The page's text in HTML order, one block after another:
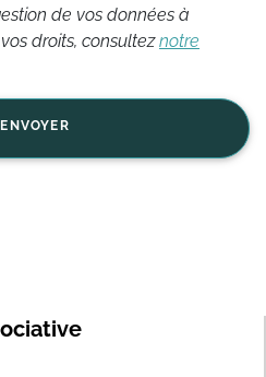
de vos données à
droits, consulteznotre
ENVOYER